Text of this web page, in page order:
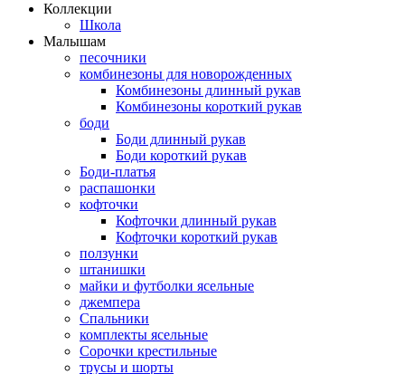
Коллекции
Школа
Малышам
песочники
комбинезоны для новорожденных
Комбинезоны длинный рукав
Комбинезоны короткий рукав
боди
Боди длинный рукав
Боди короткий рукав
Боди-платья
распашонки
кофточки
Кофточки длинный рукав
Кофточки короткий рукав
ползунки
штанишки
майки и футболки ясельные
джемпера
Спальники
комплекты ясельные
Сорочки крестильные
трусы и шорты